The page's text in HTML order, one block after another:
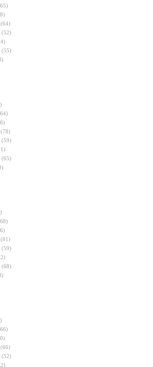
(64)
(52)
(55)
(78)
(59)
(65)
(81)
(59)
(68)
(66)
(52)